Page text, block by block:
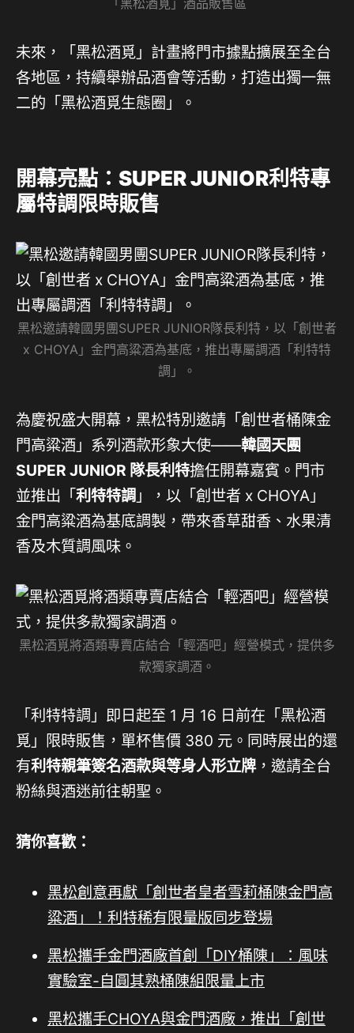
未來，「黑松酒覓」計畫將門市據點擴展至全台
各地區，持續舉辦品酒會等活動，打造出獨一無
二的「黑松酒覓生態圈」。
開幕亮點：SUPER JUNIOR利特專
屬特調限時販售
黑松邀請韓國男團SUPER JUNIOR隊長利特，以「創世者
x CHOYA」金門高粱酒為基底，推出專屬調酒「利特特
調」。
為慶祝盛大開幕，黑松特別邀請「創世者桶陳金
門高粱酒」系列酒款形象大使——韓國天團
SUPER JUNIOR 隊長利特擔任開幕嘉賓。門市
並推出「利特特調 」，以「創世者 x CHOYA」
金門高粱酒為基底調製，帶來香草甜香、水果清
香及木質調風味。
黑松酒覓將酒類專賣店結合「輕酒吧」經營模式，提供多
款獨家調酒。
「利特特調」即日起至 1 月 16 日前在「黑松酒
覓」限時販售，單杯售價 380 元。同時展出的還
有利特親筆簽名酒款與等身人形立牌，邀請全台
粉絲與酒迷前往朝聖。
猜你喜歡：
黑松創意再獻「創世者皇者雪莉桶陳金門高
粱酒」！利特稀有限量版同步登場
黑松攜手金門酒廠首創「DIY桶陳」：風味
實驗室-自圓其熟桶陳組限量上市
黑松攜手CHOYA與金門酒廠，推出「創世